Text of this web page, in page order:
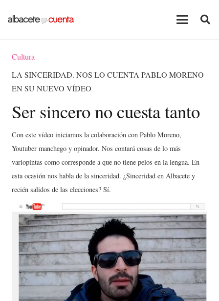
Cultura
LA SINCERIDAD. NOS LO CUENTA PABLO MORENO
EN SU NUEVO VÍDEO
Ser sincero no cuesta tanto
Con este vídeo iniciamos la colaboración con Pablo Moreno,
Youtuber manchego y opinador. Nos contará cosas de lo más
variopintas como corresponde a que no tiene pelos en la lengua. En
esta ocasión nos habla de la sinceridad. ¿Sinceridad en Albacete y
recién salidos de las elecciones? Sí.